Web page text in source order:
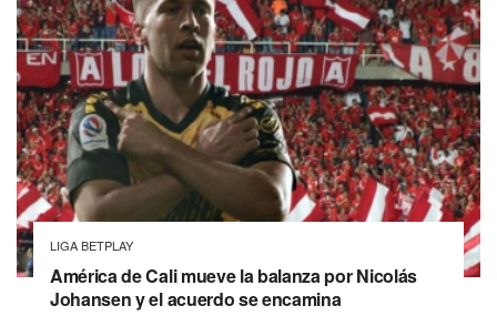
LIGA BETPLAY
América de Cali mueve la balanza por Nicolás
Johansen y el acuerdo se encamina